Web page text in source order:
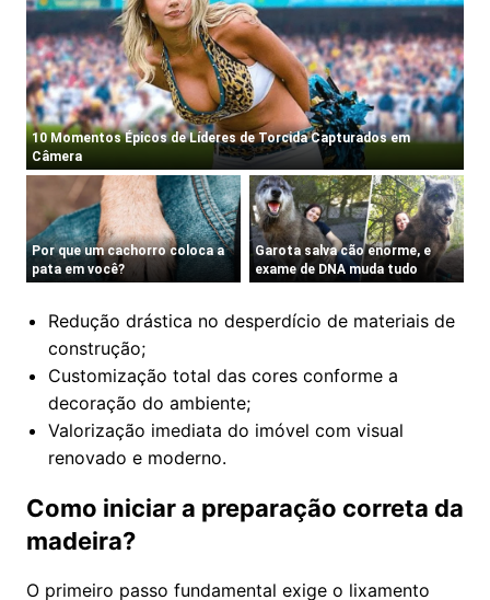
Redução drástica no desperdício de materiais de
construção;
Customização total das cores conforme a
decoração do ambiente;
Valorização imediata do imóvel com visual
renovado e moderno.
Como iniciar a preparação correta da
madeira?
O primeiro passo fundamental exige o lixamento